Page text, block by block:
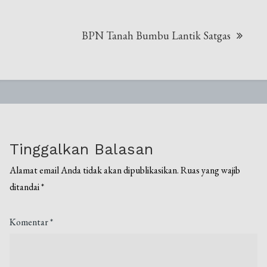
BPN Tanah Bumbu Lantik Satgas
Tinggalkan Balasan
Alamat email Anda tidak akan dipublikasikan. Ruas yang wajib
ditandai*
Komentar*